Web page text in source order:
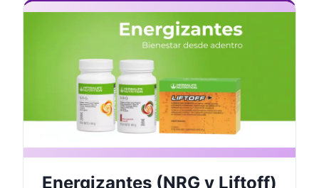
⚡
Energizantes (NRG y Liftoff)